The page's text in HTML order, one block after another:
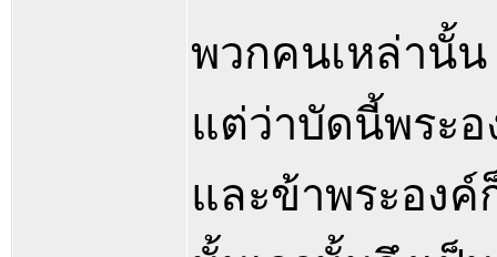
พวกคนเหล่านั้น
แต่ว่าบัดนี้พระ
และข้าพระอง